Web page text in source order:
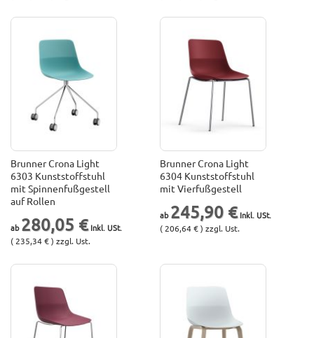
Brunner Crona Light
6303 Kunststoffstuhl
mit Spinnenfußgestell
auf Rollen
280,05 €
( 235,34 € ) zzgl. Ust.
Brunner Crona Light
6304 Kunststoffstuhl
mit Vierfußgestell
245,90 €
( 206,64 € ) zzgl. Ust.